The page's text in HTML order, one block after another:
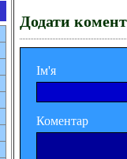
Додати
Ім'я
Коментар